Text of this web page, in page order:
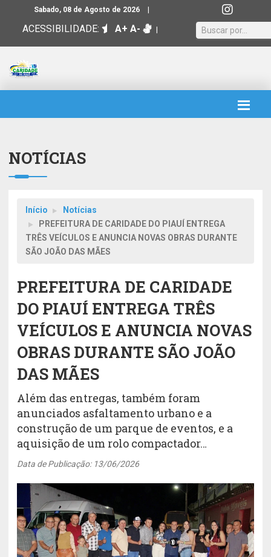
Sabado, 08 de Agosto de 2026 |
ACESSIBILIDADE: A+ A- |
NOTÍCIAS
Início
Notícias
PREFEITURA DE CARIDADE DO PIAUÍ ENTREGA
TRÊS VEÍCULOS E ANUNCIA NOVAS OBRAS DURANTE
SÃO JOÃO DAS MÃES
PREFEITURA DE CARIDADE
DO PIAUÍ ENTREGA TRÊS
VEÍCULOS E ANUNCIA NOVAS
OBRAS DURANTE SÃO JOÃO
DAS MÃES
Além das entregas, também foram
anunciados asfaltamento urbano e a
construção de um parque de eventos, e a
aquisição de um rolo compactador…
Data de Publicação: 13/06/2026